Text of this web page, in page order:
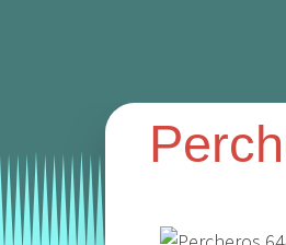
Categories: